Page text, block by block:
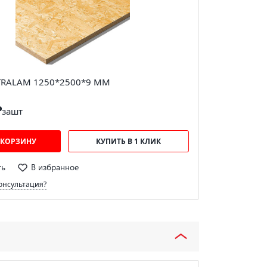
1250*2500*9 ММ
зашт
КУПИТЬ В 1 КЛИК
В избранное